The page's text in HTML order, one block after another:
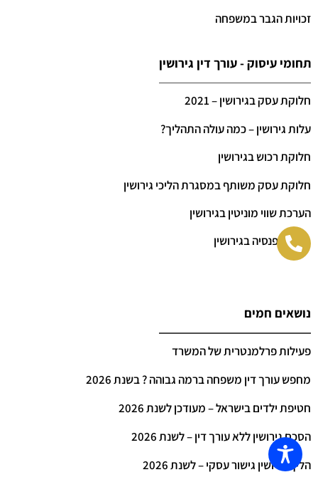
זכויות הגבר במשפחה
תחומי עיסוק - עורך דין גירושין
חלוקת עסק בגירושין – 2021
עלות גירושין – כמה עולה התהליך?
חלוקת רכוש בגירושין
חלוקת עסק משותף במסגרת הליכי גירושין
הערכת שווי מוניטין בגירושין
חלוקת פנסיה בגירושין
נושאים חמים
פעילות פרלמנטרית של המשרד
מחפש עורך דין משפחה ברמה גבוהה ? בשנת 2026
חטיפת ילדים בישראל – מעודכן לשנת 2026
הסכם גירושין ללא עורך דין – לשנת 2026
הליך גירושין גישור עסקי – לשנת 2026